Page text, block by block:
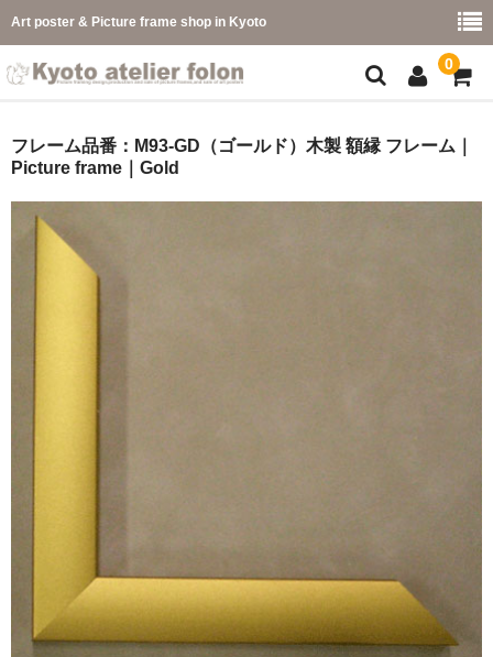
Art poster & Picture frame shop in Kyoto
0
フレーム一覧
カラー別
イメージ別
こどもさくひんフレーム
仕様変更
マット・インナー
フレーム品番：M93-GD（ゴールド）木製 額縁 フレーム｜
Picture frame｜Gold